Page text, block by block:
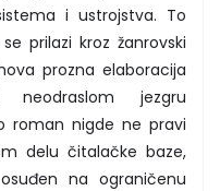
i ustrojstva. To
prilazi kroz žanrovski
prozna elaboracija
jezgru
roman nigde ne pravi
delu čitalačke baze,
na ograničenu